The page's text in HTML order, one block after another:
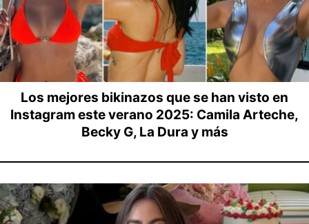
Los mejores bikinazos que se han visto en
Instagram este verano 2025: Camila Arteche,
Becky G, La Dura y más